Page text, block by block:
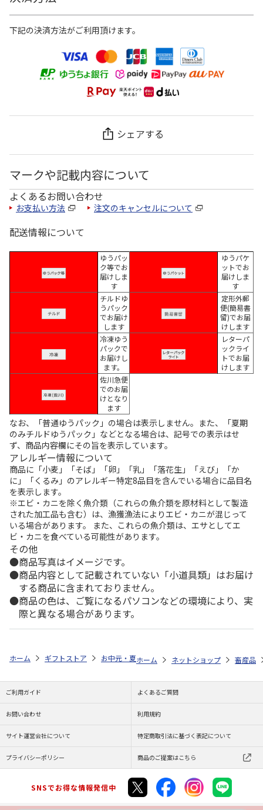
下記の決済方法がご利用頂けます。
シェアする
マークや記載内容について
よくあるお問い合わせ
お支払い方法 注文のキャンセルについて
配送情報について
ゆうパッ
ク等でお
届けしま
す
ゆうパケ
ットでお
届けしま
す
チルドゆ
うパック
でお届け
します
定形外郵
便(簡易書
留)でお届
けします
冷凍ゆう
パックで
お届けし
ます。
レターパ
ックライ
トでお届
けします
佐川急便
でのお届
けとなり
ます
なお、「普通ゆうパック」の場合は表示しません。また、「夏期
のみチルドゆうパック」などとなる場合は、記号での表示はせ
ず、商品内容欄にその旨を表示しています。
アレルギー情報について
商品に「小麦」「そば」「卵」「乳」「落花生」「えび」「か
に」「くるみ」のアレルギー特定8品目を含んでいる場合に品目名
を表示します。
※エビ・カニを除く魚介類（これらの魚介類を原材料として製造
された加工品も含む）は、漁獲漁法によりエビ・カニが混じって
いる場合があります。 また、これらの魚介類は、エサとしてエ
ビ・カニを食べている可能性があります。
その他
商品写真はイメージです。
商品内容として記載されていない「小道具類」はお届け
する商品に含まれておりません。
商品の色は、ご覧になるパソコンなどの環境により、実
際と異なる場合があります。
ホーム ギフトストア お中元・夏ギフト特集 2026 ゆうゆうギフト
ホーム ネットショップ 畜産品
ご利用ガイド よくあるご質問
お問い合わせ 利用規約
サイト運営会社について 特定商取引法に基づく表記について
プライバシーポリシー 商品のご提案はこちら
SNSでお得な情報発信中